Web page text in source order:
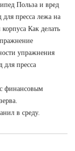
Польза и вред
для пресса лежа на
Как делать
упражнения
для пресса
финансовым
в среду.